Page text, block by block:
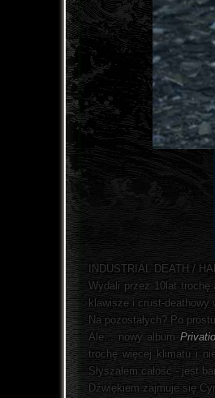
INDUSTRIAL DEATH /
Wydali przez 10lat trochę
klawisze i crust-deathowy
Na pozostałych? Po
Ale... nowy album
trochę więcej klimatu i
Słyszałem całość - jest
Dźwiękiem zajmuje się